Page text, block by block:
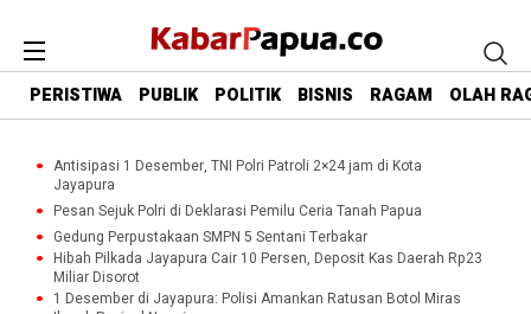
PERISTIWA PUBLIK POLITIK BISNIS RAGAM OLAH
Antisipasi 1 Desember, TNI Polri Patroli 2×24 jam di Kota
Jayapura
Pesan Sejuk Polri di Deklarasi Pemilu Ceria Tanah Papua
Gedung Perpustakaan SMPN 5 Sentani Terbakar
Hibah Pilkada Jayapura Cair 10 Persen, Deposit Kas Daerah Rp23
Miliar Disorot
1 Desember di Jayapura: Polisi Amankan Ratusan Botol Miras